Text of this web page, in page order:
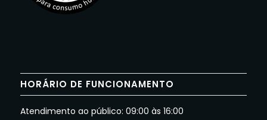
HORÁRIO DE FUNCIONAMENTO
Atendimento ao público: 09:00 às 16:00